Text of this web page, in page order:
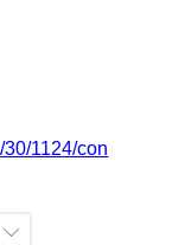
1124/con